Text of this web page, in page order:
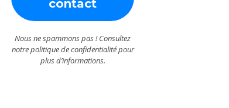
Nous ne spammons pas ! Consultez
notrepolitique de confidentialitépour
plus d’informations.